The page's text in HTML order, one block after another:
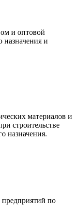
и оптовой
и
материалов и
строительстве
назначения.
по